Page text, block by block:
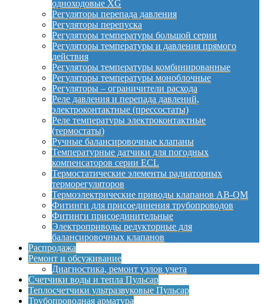
одноходовые XG
Регуляторы перепада давления
Регуляторы перепуска
Регуляторы температуры большой серии
Регуляторы температуры и давления прямого
действия
Регуляторы температуры комбинированные
Регуляторы температуры моноблочные
Регуляторы – ограничители расхода
Реле давления и перепада давлений,
электроконтактные (прессостаты)
Реле температуры электроконтактные
(термостаты)
Ручные балансировочные клапаны
Температурные датчики для погодных
компенсаторов серии ECL
Термостатические элементы радиаторных
терморегуляторов
Термоэлектрические приводы клапанов AB-QM
Фитинги для присоединения трубопроводов
Фитинги присоединительные
Электроприводы редукторные для
балансировочных клапанов
Распродажа
Ремонт и обсуживание
Диагностика, ремонт узлов учета
Счетчики воды и тепла Пульсар
Теплосчетчики ультразвуковые Пульсар
Трубопроводная арматура